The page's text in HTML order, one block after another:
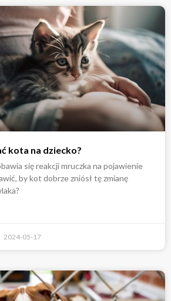
kota na dziecko?
się reakcji mruczka na pojawienie
by kot dobrze zniósł tę zmianę
2024-05-17